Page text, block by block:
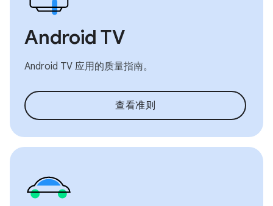
Android TV
Android TV 应用的质量指南。
查看准则